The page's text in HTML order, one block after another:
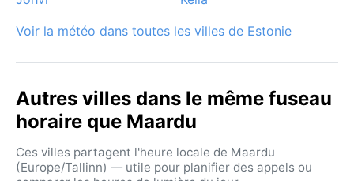
Voir la météo dans toutes les villes de Estonie
Autres villes dans le même fuseau
horaire que Maardu
Ces villes partagent l'heure locale de Maardu
(Europe/Tallinn) — utile pour planifier des appels ou